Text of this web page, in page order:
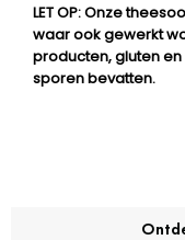
LET OP: Onze
waar ook gewerkt
producten, gluten
sporen bevatten.